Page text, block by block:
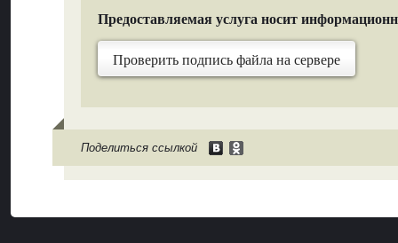
Предоставляемая услуга носит
Проверить подпись файла на сервере
Поделиться ссылкой